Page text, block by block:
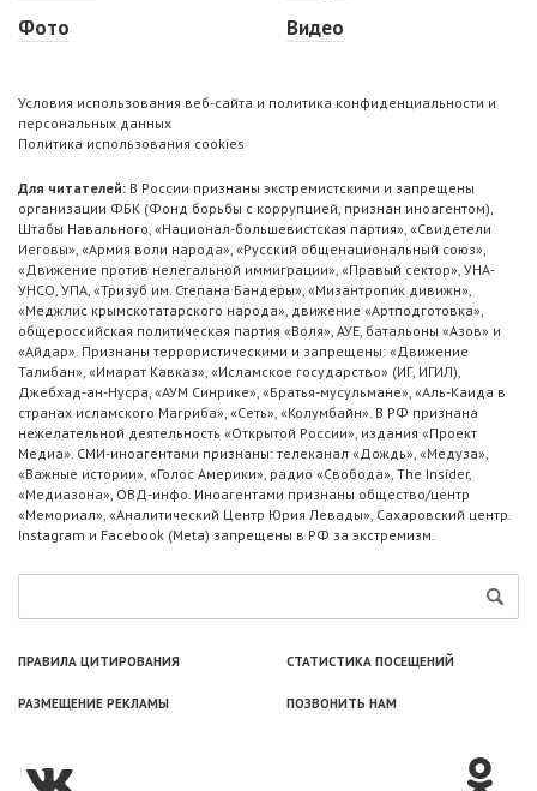
Фото
Видео
Условия использования веб-сайта и политика конфиденциальности и
персональных данных
Политика использования cookies
Для читателей: В России признаны экстремистскими и запрещены
организации ФБК (Фонд борьбы с коррупцией, признан иноагентом),
Штабы Навального, «Национал-большевистская партия», «Свидетели
Иеговы», «Армия воли народа», «Русский общенациональный союз»,
«Движение против нелегальной иммиграции», «Правый сектор», УНА-
УНСО, УПА, «Тризуб им. Степана Бандеры», «Мизантропик дивижн»,
«Меджлис крымскотатарского народа», движение «Артподготовка»,
общероссийская политическая партия «Воля», АУЕ, батальоны «Азов» и
«Айдар». Признаны террористическими и запрещены: «Движение
Талибан», «Имарат Кавказ», «Исламское государство» (ИГ, ИГИЛ),
Джебхад-ан-Нусра, «АУМ Синрике», «Братья-мусульмане», «Аль-Каида в
странах исламского Магриба», «Сеть», «Колумбайн». В РФ признана
нежелательной деятельность «Открытой России», издания «Проект
Медиа». СМИ-иноагентами признаны: телеканал «Дождь», «Медуза»,
«Важные истории», «Голос Америки», радио «Свобода», The Insider,
«Медиазона», ОВД-инфо. Иноагентами признаны общество/центр
«Мемориал», «Аналитический Центр Юрия Левады», Сахаровский центр.
Instagram и Facebook (Metа) запрещены в РФ за экстремизм.
ПРАВИЛА ЦИТИРОВАНИЯ СТАТИСТИКА ПОСЕЩЕНИЙ
РАЗМЕЩЕНИЕ РЕКЛАМЫ ПОЗВОНИТЬ НАМ